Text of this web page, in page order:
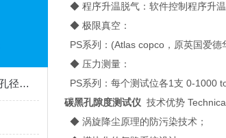
2026 气体吸附及比表面积孔径分析仪采购市场调研报告
◆ 程序升温脱气：软件控制程序升
◆ 极限真空：
PS系列：(Atlas copco，原英国爱
◆ 压力测量：
PS系列：每个测试位各1支 0-1000
碳黑孔隙度测试仪 技术优势
◆ 涡旋降尘原理的防污染技术；